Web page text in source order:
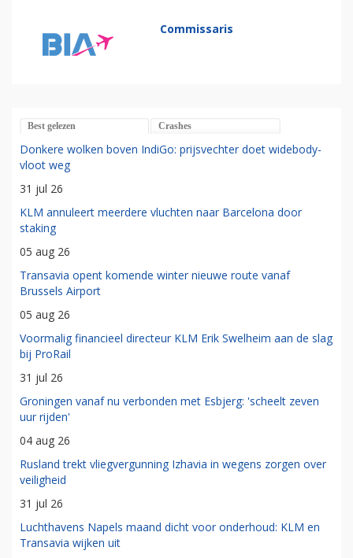
Commissaris
Best gelezen Crashes
Donkere wolken boven IndiGo: prijsvechter doet widebody-
vloot weg
31 jul 26
KLM annuleert meerdere vluchten naar Barcelona door
staking
05 aug 26
Transavia opent komende winter nieuwe route vanaf
Brussels Airport
05 aug 26
Voormalig financieel directeur KLM Erik Swelheim aan de slag
bij ProRail
31 jul 26
Groningen vanaf nu verbonden met Esbjerg: 'scheelt zeven
uur rijden'
04 aug 26
Rusland trekt vliegvergunning Izhavia in wegens zorgen over
veiligheid
31 jul 26
Luchthavens Napels maand dicht voor onderhoud: KLM en
Transavia wijken uit